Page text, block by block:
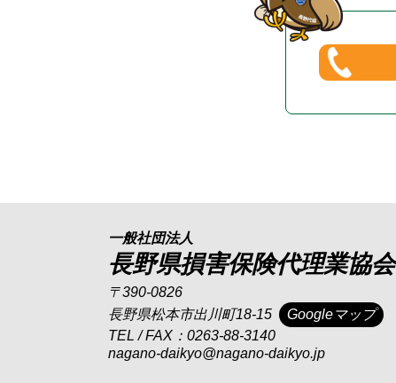
一般社団法人
長野県損害保険代理業協会
〒390-0826
長野県松本市出川町18-15
Googleマップ
TEL / FAX：0263-88-3140
nagano-daikyo@nagano-daikyo.jp